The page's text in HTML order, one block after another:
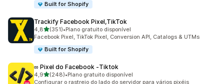
Built for Shopify
Trackify Facebook Pixel,TikTok
4,8de 5 estrelas
(351)
351 total de avaliações
•Plano gratuito disponível
Facebook Pixel, TikTok Pixel, Conversion API, Catalogs & UTMs
Built for Shopify
∞ Pixel do Facebook ‑Tiktok
4,9de 5 estrelas
(248)
248 total de avaliações
•Plano gratuito disponível
Configurar o rastreio do lado do servidor para vários pixéis